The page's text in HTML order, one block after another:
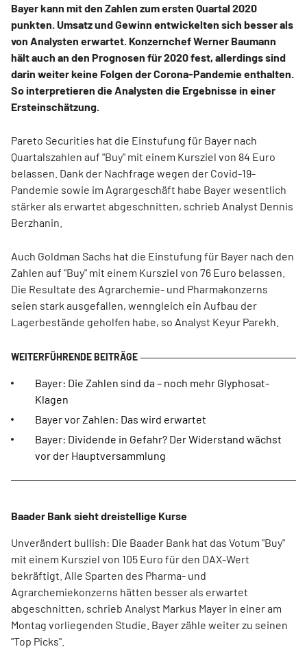
Bayer kann mit den Zahlen zum ersten Quartal 2020
punkten. Umsatz und Gewinn entwickelten sich besser als
von Analysten erwartet. Konzernchef Werner Baumann
hält auch an den Prognosen für 2020 fest, allerdings sind
darin weiter keine Folgen der Corona-Pandemie enthalten.
So interpretieren die Analysten die Ergebnisse in einer
Ersteinschätzung.
Pareto Securities hat die Einstufung für Bayer nach
Quartalszahlen auf "Buy" mit einem Kursziel von 84 Euro
belassen. Dank der Nachfrage wegen der Covid-19-
Pandemie sowie im Agrargeschäft habe Bayer wesentlich
stärker als erwartet abgeschnitten, schrieb Analyst Dennis
Berzhanin.
Auch Goldman Sachs hat die Einstufung für Bayer nach den
Zahlen auf "Buy" mit einem Kursziel von 76 Euro belassen.
Die Resultate des Agrarchemie- und Pharmakonzerns
seien stark ausgefallen, wenngleich ein Aufbau der
Lagerbestände geholfen habe, so Analyst Keyur Parekh.
Bayer: Die Zahlen sind da – noch mehr Glyphosat-
Klagen
Bayer vor Zahlen: Das wird erwartet
Bayer: Dividende in Gefahr? Der Widerstand wächst
vor der Hauptversammlung
Baader Bank sieht dreistellige Kurse
Unverändert bullish: Die Baader Bank hat das Votum "Buy"
mit einem Kursziel von 105 Euro für den DAX-Wert
bekräftigt. Alle Sparten des Pharma- und
Agrarchemiekonzerns hätten besser als erwartet
abgeschnitten, schrieb Analyst Markus Mayer in einer am
Montag vorliegenden Studie. Bayer zähle weiter zu seinen
"Top Picks".